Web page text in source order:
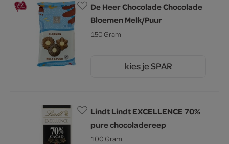
De Heer Chocolade Chocolade
Bloemen Melk/Puur
150 Gram
kies je SPAR
Lindt Lindt EXCELLENCE 70%
pure chocoladereep
100 Gram